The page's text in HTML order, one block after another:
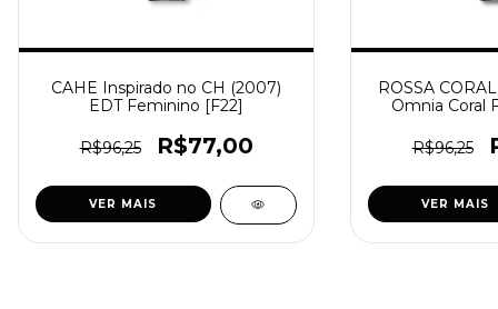
CAHE Inspirado no CH (2007)
EDT Feminino [F22]
R$96,25 R$77,00
VER MAIS
ROSSA
Omnia Coral
R$96,25
VER MAIS